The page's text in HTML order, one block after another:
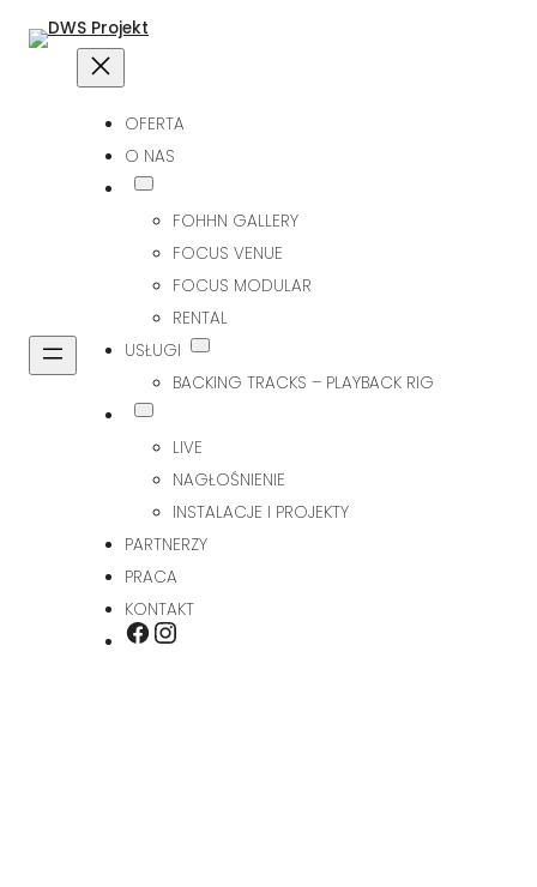
OFERTA
O NAS
FOHHN GALLERY
FOCUS VENUE
FOCUS MODULAR
RENTAL
USŁUGI
BACKING TRACKS – PLAYBACK RIG
LIVE
NAGŁOŚNIENIE
INSTALACJE I PROJEKTY
PARTNERZY
PRACA
KONTAKT
FACEBOOK
INSTAGRAM